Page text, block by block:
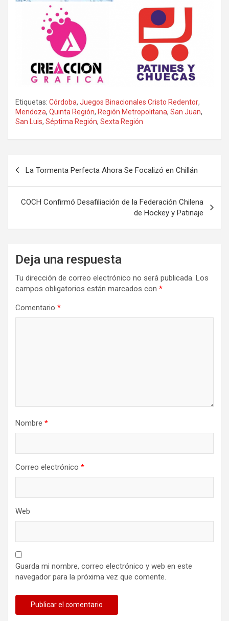
Etiquetas: Córdoba, Juegos Binacionales Cristo Redentor,
Mendoza, Quinta Región, Región Metropolitana, San Juan,
San Luis, Séptima Región, Sexta Región
La Tormenta Perfecta Ahora Se Focalizó en Chillán
COCH Confirmó Desafiliación de la Federación Chilena
de Hockey y Patinaje
Deja una respuesta
Tu dirección de correo electrónico no será publicada. Los
campos obligatorios están marcados con *
Comentario *
Nombre *
Correo electrónico *
Web
Guarda mi nombre, correo electrónico y web en este
navegador para la próxima vez que comente.